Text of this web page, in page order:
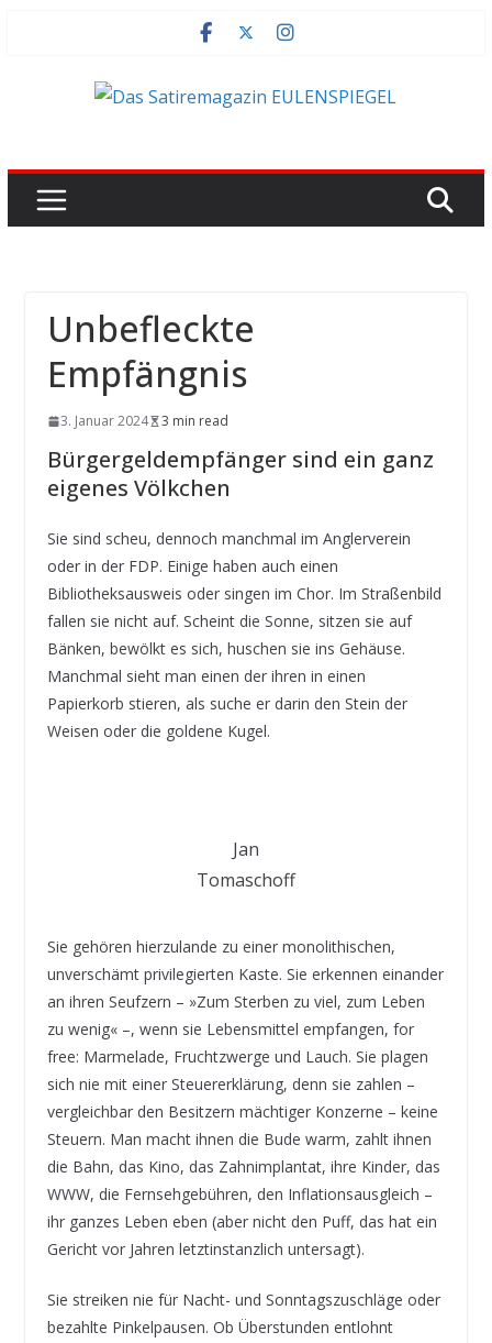
Unbefleckte
Empfängnis
3. Januar 2024 3 min read
Bürgergeldempfänger sind ein ganz
eigenes Völkchen
Sie sind scheu, dennoch manchmal im Anglerverein
oder in der FDP. Einige haben auch einen
Bibliotheksausweis oder singen im Chor. Im Straßenbild
fallen sie nicht auf. Scheint die Sonne, sitzen sie auf
Bänken, bewölkt es sich, huschen sie ins Gehäuse.
Manchmal sieht man einen der ihren in einen
Papierkorb stieren, als suche er darin den Stein der
Weisen oder die goldene Kugel.
Jan
Tomaschoff
Sie gehören hierzulande zu einer monolithischen,
unverschämt privilegierten Kaste. Sie erkennen einander
an ihren Seufzern – »Zum Sterben zu viel, zum Leben
zu wenig« –, wenn sie Lebensmittel empfangen, for
free: Marmelade, Fruchtzwerge und Lauch. Sie plagen
sich nie mit einer Steuererklärung, denn sie zahlen –
vergleichbar den Besitzern mächtiger Konzerne – keine
Steuern. Man macht ihnen die Bude warm, zahlt ihnen
die Bahn, das Kino, das Zahnimplantat, ihre Kinder, das
WWW, die Fernsehgebühren, den Inflationsausgleich –
ihr ganzes Leben eben (aber nicht den Puff, das hat ein
Gericht vor Jahren letztinstanzlich untersagt).
Sie streiken nie für Nacht- und Sonntagszuschläge oder
bezahlte Pinkelpausen. Ob Überstunden entlohnt